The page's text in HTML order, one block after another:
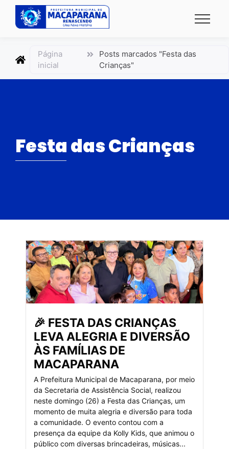
conteúdo
Página
inicial
Posts marcados "Festa das
Crianças"
Festa das Crianças
🎉 FESTA DAS CRIANÇAS
LEVA ALEGRIA E DIVERSÃO
ÀS FAMÍLIAS DE
MACAPARANA
A Prefeitura Municipal de Macaparana, por meio
da Secretaria de Assistência Social, realizou
neste domingo (26) a Festa das Crianças, um
momento de muita alegria e diversão para toda
a comunidade. O evento contou com a
presença da equipe da Kolly Kids, que animou o
público com diversas brincadeiras, músicas...